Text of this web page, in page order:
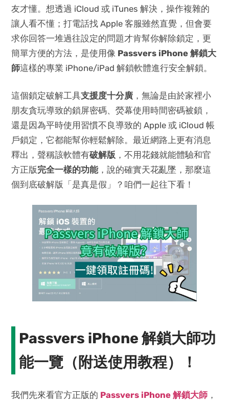
友才懂。想透過 iCloud 或 iTunes 解決，操作複雜的
讓人看不懂；打電話找 Apple 客服雖然直覺，但會要
求你回答一堆過往設定的問題才肯幫你解除鎖定，更
簡單方便的方法，是使用像 Passvers iPhone 解鎖大
師這樣的專業 iPhone/iPad 解鎖軟體進行安全解鎖。
這個鎖定破解工具支援度十分廣 ，無論是由於家裡小
朋友貪玩導致的鎖屏密碼、熒幕使用時間密碼被鎖，
還是因為平時使用習慣不良導致的 Apple 或 iCloud 帳
戶鎖定，它都能幫你輕鬆解除。最近網路上更有消息
釋出，聲稱該軟體有破解版 ，不用花錢就能體驗和官
方正版完全一樣的功能，說的確實天花亂墜，那麼這
個到底破解版「是真是假」？咱們一起往下看！
Passvers iPhone 解鎖大師功
能一覽（附送使用教程）！
我們先來看官方正版的 Passvers iPhone 解鎖大師 ，